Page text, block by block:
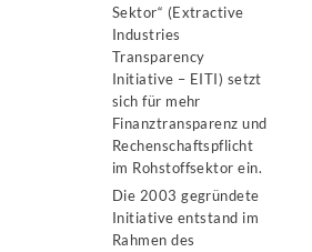
Sektor“ (Extractive
Industries
Transparency
Initiative – EITI) setzt
sich für mehr
Finanztransparenz und
Rechenschaftspflicht
im Rohstoffsektor ein.
Die 2003 gegründete
Initiative entstand im
Rahmen des